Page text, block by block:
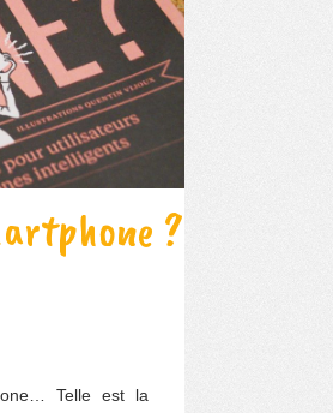
?
Telle est la